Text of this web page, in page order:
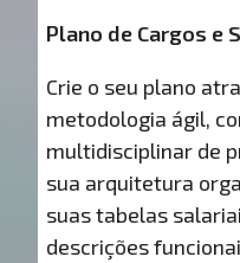
Plano de Cargos e
Crie o seu plano
metodologia ágil,
multidisciplinar de
sua arquitetura
suas tabelas
descrições